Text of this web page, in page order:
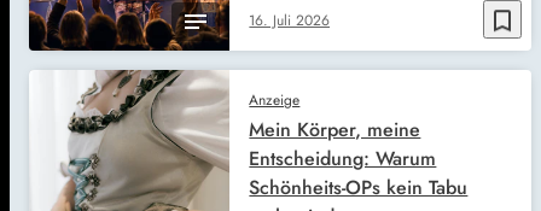
bookmark_border
16. Juli 2026
Anzeige
Mein Körper, meine
Entscheidung: Warum
Schönheits-OPs kein Tabu